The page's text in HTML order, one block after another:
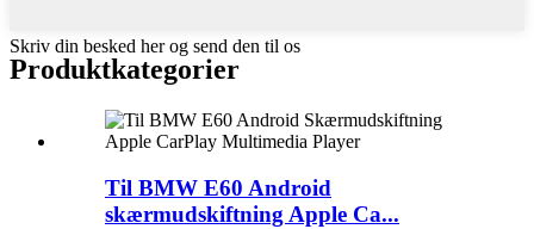
Skriv din besked her og send den til os
Produktkategorier
Til BMW E60 Android
skærmudskiftning Apple Ca...